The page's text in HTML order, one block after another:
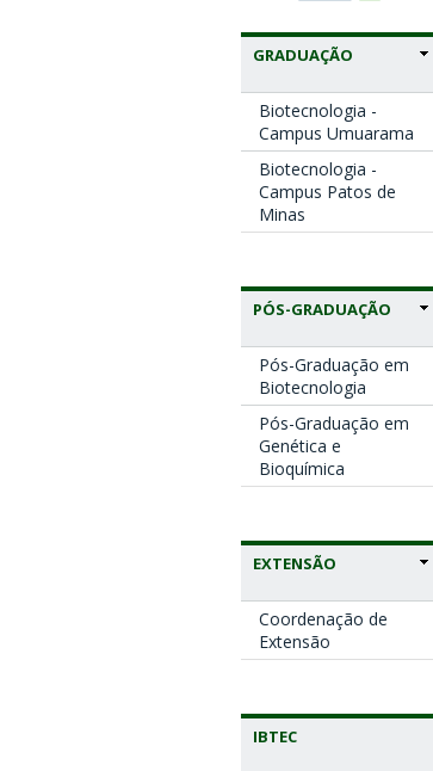
GRADUAÇÃO
Biotecnologia -
Campus Umuarama
Biotecnologia -
Campus Patos de
Minas
PÓS-GRADUAÇÃO
Pós-Graduação em
Biotecnologia
Pós-Graduação em
Genética e
Bioquímica
EXTENSÃO
Coordenação de
Extensão
IBTEC